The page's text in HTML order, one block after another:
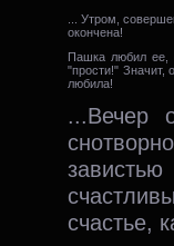
... Утром,
окончена!
Пашка любил ее,
"прости!" Значит,
любила!
...Вечер
счастье,